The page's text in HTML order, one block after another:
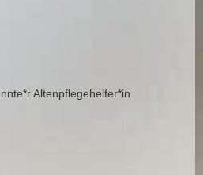
Altenpflegehelfer*in